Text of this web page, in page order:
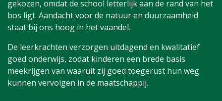
gekozen, omdat de school letterlijk aan de rand van het
bos ligt. Aandacht voor de natuur en duurzaamheid
staat bij ons hoog in het vaandel.
De leerkrachten verzorgen uitdagend en kwalitatief
goed onderwijs, zodat kinderen een brede basis
meekrijgen van waaruit zij goed toegerust hun weg
kunnen vervolgen in de maatschappij.